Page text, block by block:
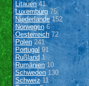
Litauen41
Luxemburg 75
Niederlande152
Norwegen6
Oesterreich72
Polen 241
Portugal91
Rußland 1
Rumänien10
Schweden 130
Schweiz11